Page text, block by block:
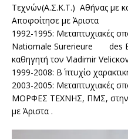
Τεχνών(Α.Σ.Κ.Τ.) Αθήνας με
Αποφοίτησε με Άριστα
1992-1995: Μεταπτυχιακές
Natiomale Surerieure des
καθηγητή τον Vladimir
1999-2008: Β΄ πτυχίο
2003-2005: Μεταπτυχιακές
ΜΟΡΦΕΣ ΤΕΧΝΗΣ, ΠΜΣ, στην
με Άριστα .